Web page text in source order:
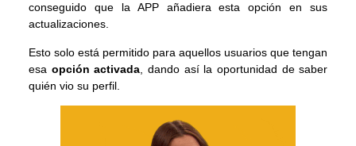
conseguido que la APP añadiera esta opción en sus
actualizaciones.
Esto solo está permitido para aquellos usuarios que tengan
esa opción activada , dando así la oportunidad de saber
quién vio su perfil.